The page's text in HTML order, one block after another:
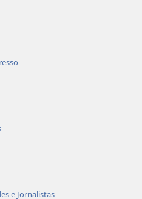
e Jornalistas